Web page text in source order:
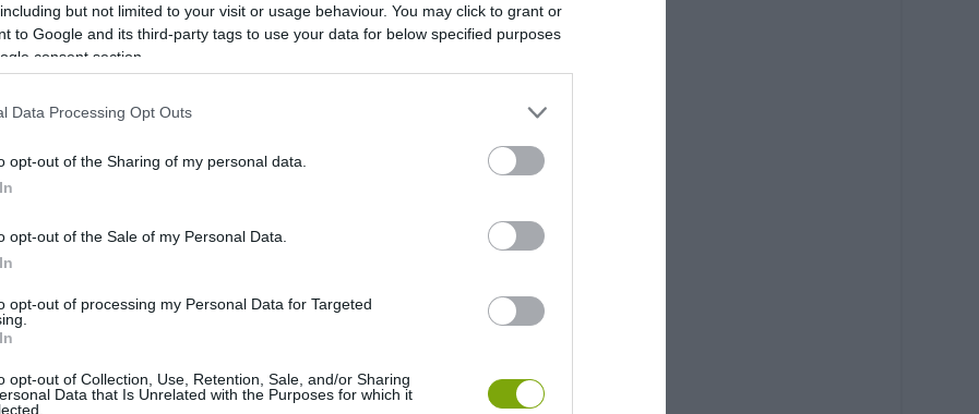
but not limited to your visit or usage behaviour. You may click to grant or
to Google and its third-party tags to use your data for below specified purposes
consent section.
Data Processing Opt Outs
opt-out of the Sharing of my personal data.
opt-out of the Sale of my Personal Data.
opt-out of processing my Personal Data for Targeted
opt-out of Collection, Use, Retention, Sale, and/or Sharing
Data that Is Unrelated with the Purposes for which it
pontos koráról, a családtagok közül többen is
a kutya. Az egyik szomszédban még az is élénken él,
már gyakran ugatta, kergette az autóját.
Sweeney tette fel a Twitterre. ‘Ez a szomszédom,
kutyára. A szívet melengető történet azóta bejárta a
chasing his car when he moved into the area some 20
2021. This was him this morning
15, 2022